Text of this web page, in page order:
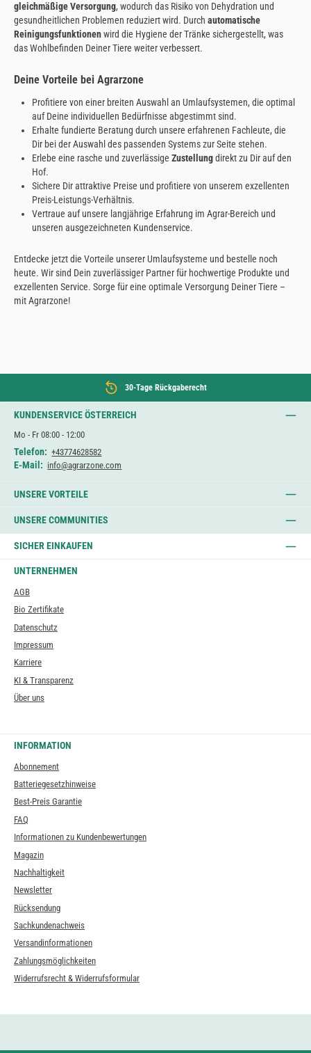
gleichmäßige Versorgung, wodurch das Risiko von Dehydration und
gesundheitlichen Problemen reduziert wird. Durch automatische
Reinigungsfunktionenwird die Hygiene der Tränke sichergestellt, was
das Wohlbefinden Deiner Tiere weiter verbessert.
Deine Vorteile bei Agrarzone
Profitiere von einer breiten Auswahl an Umlaufsystemen, die optimal
auf Deine individuellen Bedürfnisse abgestimmt sind.
Erhalte fundierte Beratung durch unsere erfahrenen Fachleute, die
Dir bei der Auswahl des passenden Systems zur Seite stehen.
Erlebe eine rasche und zuverlässige Zustellungdirekt zu Dir auf den
Hof.
Sichere Dir attraktive Preise und profitiere von unserem exzellenten
Preis-Leistungs-Verhältnis.
Vertraue auf unsere langjährige Erfahrung im Agrar-Bereich und
unseren ausgezeichneten Kundenservice.
Entdecke jetzt die Vorteile unserer Umlaufsysteme und bestelle noch
heute. Wir sind Dein zuverlässiger Partner für hochwertige Produkte und
exzellenten Service. Sorge für eine optimale Versorgung Deiner Tiere –
mit Agrarzone!
30-Tage Rückgaberecht
KUNDENSERVICE ÖSTERREICH
Mo - Fr 08:00 - 12:00
Telefon: +43774628582
E-Mail: info@agrarzone.com
UNSERE VORTEILE
UNSERE COMMUNITIES
SICHER EINKAUFEN
UNTERNEHMEN
AGB
Bio Zertifikate
Datenschutz
Impressum
Karriere
KI & Transparenz
Über uns
INFORMATION
Abonnement
Batteriegesetzhinweise
Best-Preis Garantie
FAQ
Informationen zu Kundenbewertungen
Magazin
Nachhaltigkeit
Newsletter
Rücksendung
Sachkundenachweis
Versandinformationen
Zahlungsmöglichkeiten
Widerrufsrecht & Widerrufsformular